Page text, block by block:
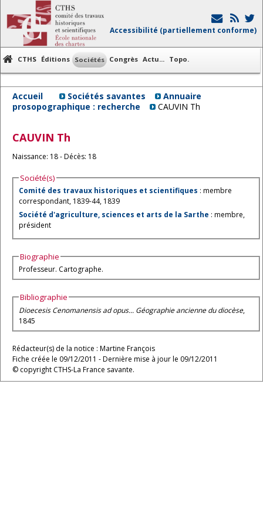
Accessibilité (partiellement conforme)
CTHS Éditions Sociétés Congrès Actu... Topo.
Accueil Sociétés savantes
Annuaire
prosopographique : recherche
CAUVIN Th
CAUVIN Th
Naissance: 18 - Décès: 18
Société(s)
Comité des travaux historiques et scientifiques : membre
correspondant, 1839-44, 1839
Société d'agriculture, sciences et arts de la Sarthe : membre,
président
Biographie
Professeur. Cartographe.
Bibliographie
Dioecesis Cenomanensis ad opus... Géographie ancienne du diocèse,
1845
Rédacteur(s) de la notice : Martine François
Fiche créée le 09/12/2011 - Dernière mise à jour le 09/12/2011
© copyright CTHS-La France savante.